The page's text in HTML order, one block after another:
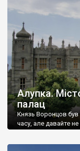
Алупка.
палац
Князь Воронцов
часу, але давайте